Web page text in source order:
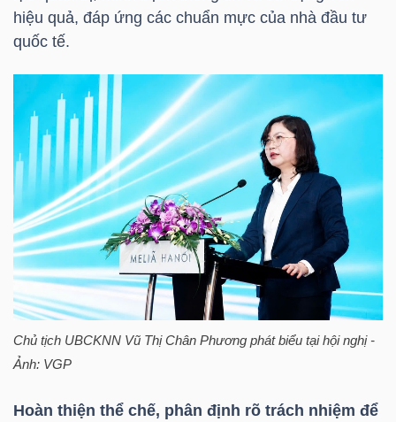
hiệu quả, đáp ứng các chuẩn mực của nhà đầu tư
quốc tế.
Chủ tịch UBCKNN Vũ Thị Chân Phương phát biểu tại hội nghị -
Ảnh: VGP
Hoàn thiện thể chế, phân định rõ trách nhiệm để
XUẤT
DỮ
Ngành
(-)
VS-
SECTOR
NĂNG
LƯỢNG